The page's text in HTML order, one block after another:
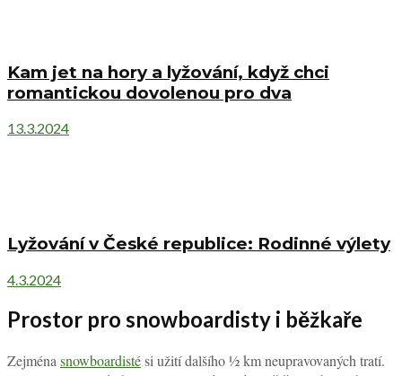
Kam jet na hory a lyžování, když chci
romantickou dovolenou pro dva
13.3.2024
Lyžování v České republice: Rodinné výlety
4.3.2024
Prostor pro snowboardisty i běžkaře
Zejména snowboardistési užití dalšího ½ km neupravovaných tratí.